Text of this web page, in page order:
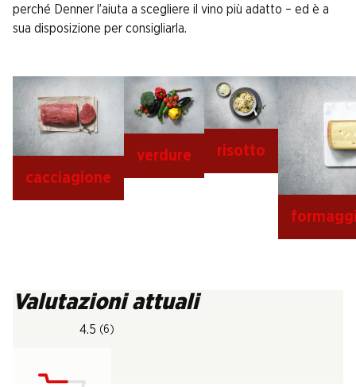
perché Denner l’aiuta a scegliere il vino più adatto – ed è a
sua disposizione per consigliarla.
cacciagione
verdure risotto
Valutazioni attuali
4.5 (6)